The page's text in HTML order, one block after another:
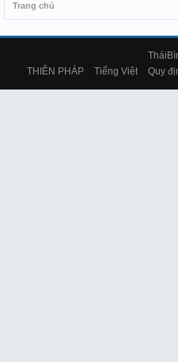
Trang chủ
THIÊN PHÁP
Tiếng Việt Quy